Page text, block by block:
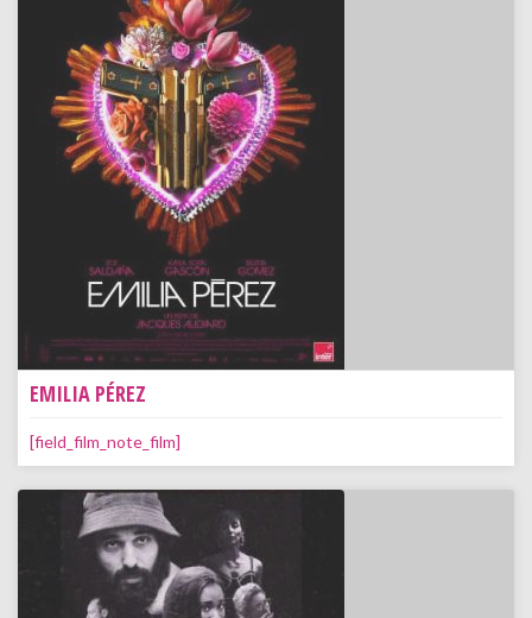
EMILIA PÉREZ
[field_film_note_film]